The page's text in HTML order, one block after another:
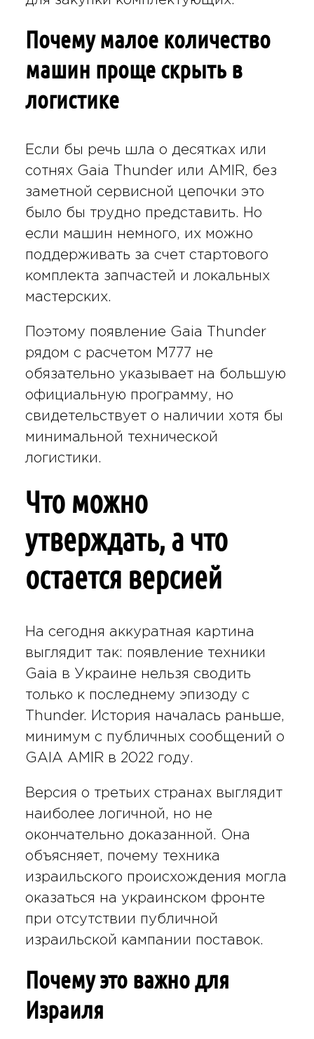
Почему малое количество
машин проще скрыть в
логистике
Если бы речь шла о десятках или
сотнях Gaia Thunder или AMIR, без
заметной сервисной цепочки это
было бы трудно представить. Но
если машин немного, их можно
поддерживать за счет стартового
комплекта запчастей и локальных
мастерских.
Поэтому появление Gaia Thunder
рядом с расчетом M777 не
обязательно указывает на большую
официальную программу, но
свидетельствует о наличии хотя бы
минимальной технической
логистики.
Что можно
утверждать, а что
остается версией
На сегодня аккуратная картина
выглядит так: появление техники
Gaia в Украине нельзя сводить
только к последнему эпизоду с
Thunder. История началась раньше,
минимум с публичных сообщений о
GAIA AMIR в 2022 году.
Версия о третьих странах выглядит
наиболее логичной, но не
окончательно доказанной. Она
объясняет, почему техника
израильского происхождения могла
оказаться на украинском фронте
при отсутствии публичной
израильской кампании поставок.
Почему это важно для
Израиля